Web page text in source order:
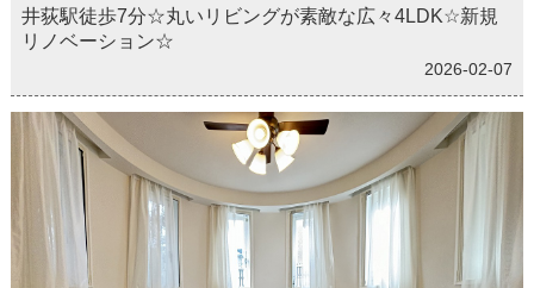
井荻駅徒歩7分☆丸いリビングが素敵な広々4LDK☆新規
リノベーション☆
2026-02-07